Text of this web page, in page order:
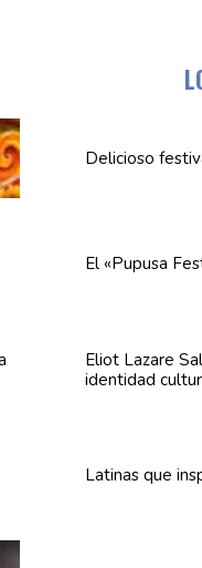
Delicioso
El «Pupusa
Eliot Lazare
identidad
Latinas que